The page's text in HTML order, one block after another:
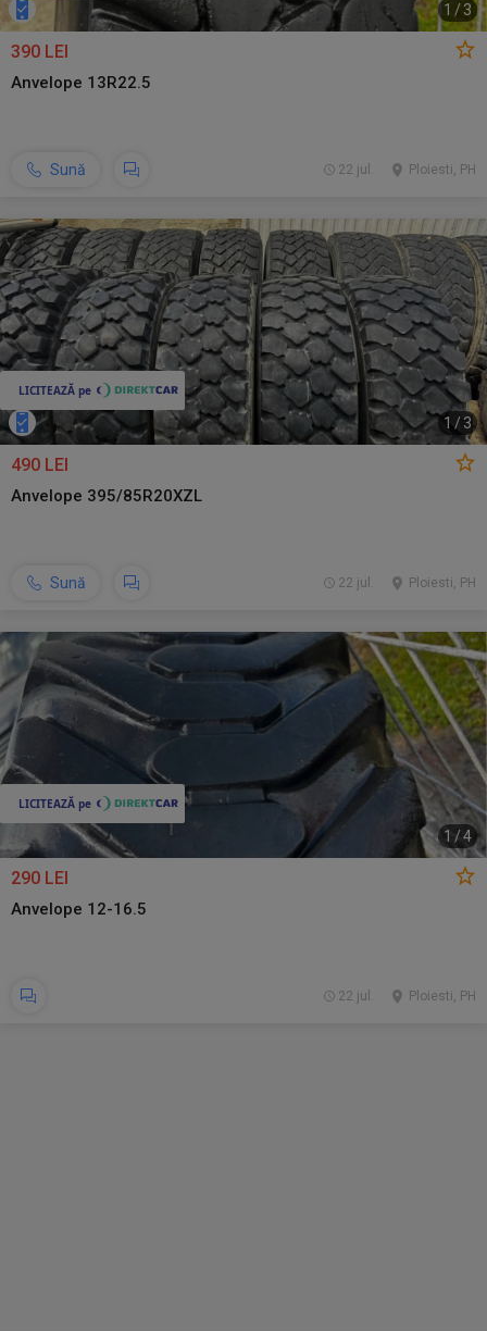
1 /3
390 LEI
Anvelope 13R22.5
Sună Ploiesti, PH
22 jul.
1 / 3
490 LEI
Anvelope 395/85R20XZL
Sună Ploiesti, PH
22 jul.
1 /4
290 LEI
Anvelope 12-16.5
Ploiesti, PH
22 jul.